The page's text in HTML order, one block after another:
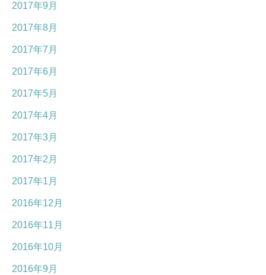
2017年9月
2017年8月
2017年7月
2017年6月
2017年5月
2017年4月
2017年3月
2017年2月
2017年1月
2016年12月
2016年11月
2016年10月
2016年9月